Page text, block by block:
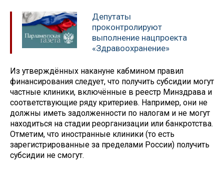
Депутаты
проконтролируют
выполнение нацпроекта
«Здравоохранение»
Из утверждённых накануне кабмином правил
финансирования следует, что получить субсидии могут
частные клиники, включённые в реестр Минздрава и
соответствующие ряду критериев. Например, они не
должны иметь задолженности по налогам и не могут
находиться на стадии реорганизации или банкротства.
Отметим, что иностранные клиники (то есть
зарегистрированные за пределами России) получить
субсидии не смогут.